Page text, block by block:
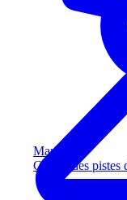
Marketing
Captez des pistes